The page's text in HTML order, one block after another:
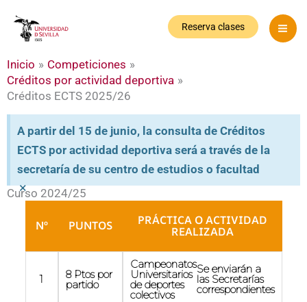
Reserva clases
Inicio
Competiciones
Créditos por actividad deportiva
Créditos ECTS 2025/26
A partir del 15 de junio, la consulta de Créditos
ECTS por actividad deportiva será a través de la
secretaría de su centro de estudios o facultad
×
Curso 2024/25
Nº PUNTOS PRÁCTICA O ACTIVIDAD
REALIZADA
1 8 Ptos por
partido
Campeonatos
Universitarios
de deportes
colectivos
Se enviarán a
las Secretarías
correspondientes